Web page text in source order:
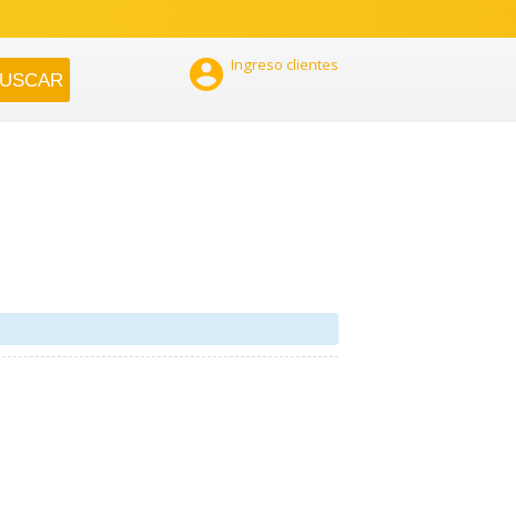
 Ingreso clientes